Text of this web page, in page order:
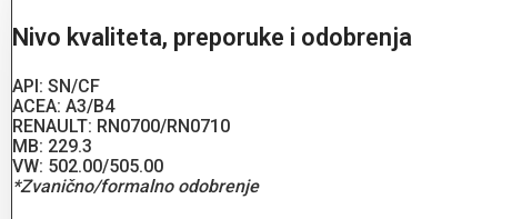
Nivo kvaliteta, preporuke i odobrenja
API: SN/CF
ACEA: A3/B4
RENAULT: RN0700/RN0710
MB: 229.3
VW: 502.00/505.00
*Zvanično/formalno odobrenje